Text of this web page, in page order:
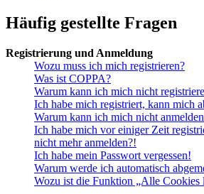
Häufig gestellte Fragen
Registrierung und Anmeldung
Wozu muss ich mich registrieren?
Was ist COPPA?
Warum kann ich mich nicht
Ich habe mich registriert, kann mich
Warum kann ich mich nicht
Ich habe mich vor einiger Zeit
nicht mehr anmelden?!
Ich habe mein Passwort vergessen!
Warum werde ich automatisch
Wozu ist die Funktion „Alle Cookies